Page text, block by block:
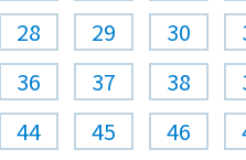
28 29 30
36 37 38
44 45 46